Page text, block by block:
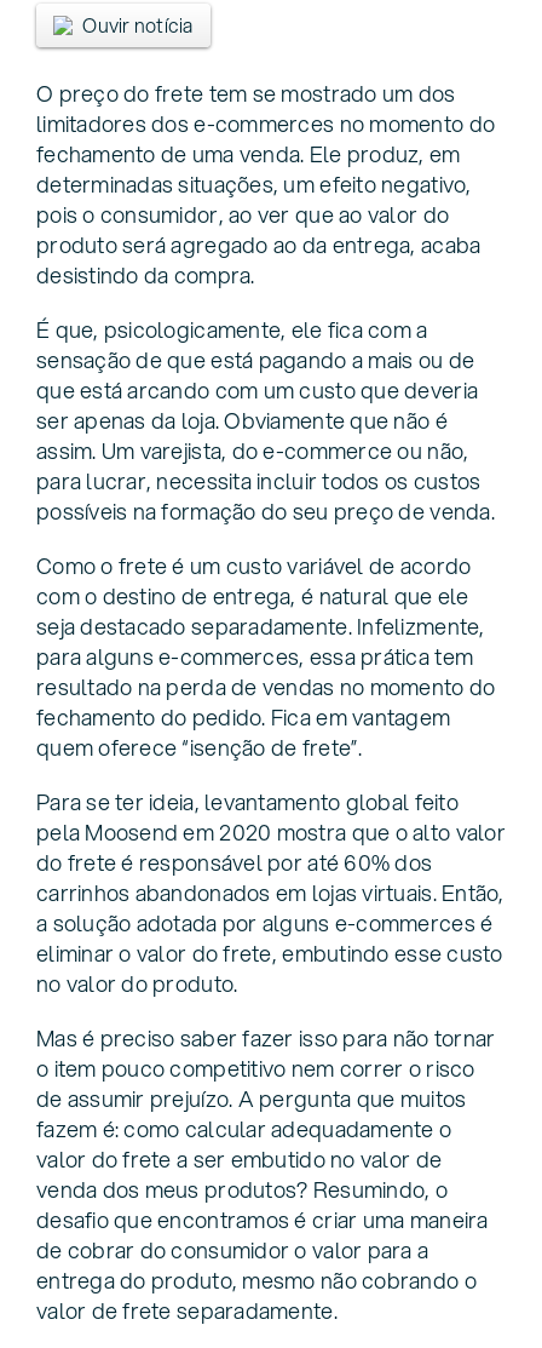
Ouvir notícia
O preço do frete tem se mostrado um dos
limitadores dos e-commerces no momento do
fechamento de uma venda. Ele produz, em
determinadas situações, um efeito negativo,
pois o consumidor, ao ver que ao valor do
produto será agregado ao da entrega, acaba
desistindo da compra.
É que, psicologicamente, ele fica com a
sensação de que está pagando a mais ou de
que está arcando com um custo que deveria
ser apenas da loja. Obviamente que não é
assim. Um varejista, do e-commerce ou não,
para lucrar, necessita incluir todos os custos
possíveis na formação do seu preço de venda.
Como o frete é um custo variável de acordo
com o destino de entrega, é natural que ele
seja destacado separadamente. Infelizmente,
para alguns e-commerces, essa prática tem
resultado na perda de vendas no momento do
fechamento do pedido. Fica em vantagem
quem oferece “isenção de frete”.
Para se ter ideia, levantamento global feito
pela Moosend em 2020 mostra que o alto valor
do frete é responsável por até 60% dos
carrinhos abandonados em lojas virtuais. Então,
a solução adotada por alguns e-commerces é
eliminar o valor do frete, embutindo esse custo
no valor do produto.
Mas é preciso saber fazer isso para não tornar
o item pouco competitivo nem correr o risco
de assumir prejuízo. A pergunta que muitos
fazem é: como calcular adequadamente o
valor do frete a ser embutido no valor de
venda dos meus produtos? Resumindo, o
desafio que encontramos é criar uma maneira
de cobrar do consumidor o valor para a
entrega do produto, mesmo não cobrando o
valor de frete separadamente.